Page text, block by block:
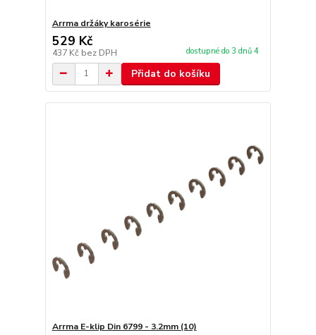
Arrma držáky karosérie
529 Kč
437 Kč bez DPH dostupné do 3 dnů 4
Přidat do košíku
Arrma E-klip Din 6799 - 3.2mm (10)